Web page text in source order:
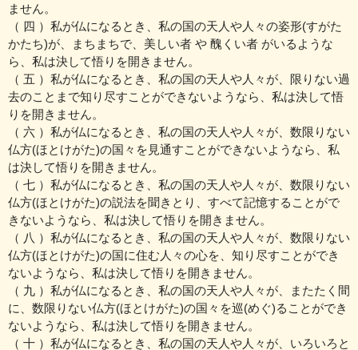
ません。
（ 四 ）私が仏になるとき、私の国の天人や人々の姿形(すがた
かたち)が、まちまちで、美しい者 や 醜くい者 がいるような
ら、私は決して悟りを開きません。
（ 五 ）私が仏になるとき、私の国の天人や人々が、限りない過
去のことまで知り尽すことができないようなら、私は決して悟
りを開きません。
（ 六 ）私が仏になるとき、私の国の天人や人々が、数限りない
仏方(ほとけがた)の国々を見通すことができないようなら、私
は決して悟りを開きません。
（ 七 ）私が仏になるとき、私の国の天人や人々が、数限りない
仏方(ほとけがた)の説法を聞きとり、すべて記憶することがで
きないようなら、私は決して悟りを開きません。
（ 八 ）私が仏になるとき、私の国の天人や人々が、数限りない
仏方(ほとけがた)の国に住む人々の心を、知り尽すことができ
ないようなら、私は決して悟りを開きません。
（ 九 ）私が仏になるとき、私の国の天人や人々が、またたく間
に、数限りない仏方(ほとけがた)の国々を巡(めぐ)ることができ
ないようなら、私は決して悟りを開きません。
（ 十 ）私が仏になるとき、私の国の天人や人々が、いろいろと